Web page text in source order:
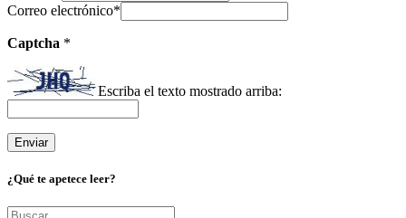
Correo electrónico*
Captcha *
Escriba el texto mostrado arriba:
¿Qué te apetece leer?